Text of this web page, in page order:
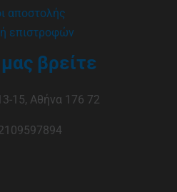
αποστολής
επιστροφών
βρείτε
15, Αθήνα 176 72